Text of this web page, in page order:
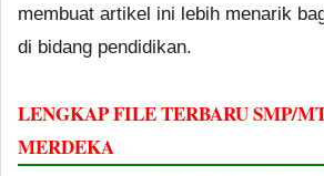
membuat artikel ini lebih menarik
di bidang pendidikan.
LENGKAP FILE TERBARU SMP/
MERDEKA